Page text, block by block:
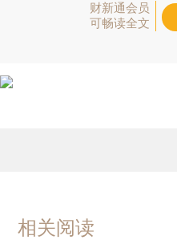
财新通会员
可畅读全文
相关阅读